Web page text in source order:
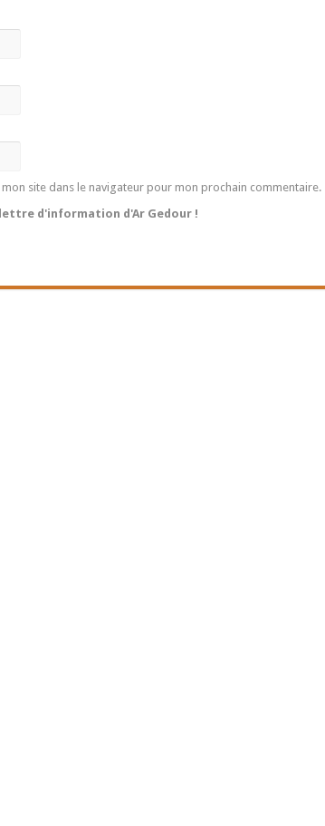
site dans le navigateur pour mon prochain commentaire.
d'information d'Ar Gedour !